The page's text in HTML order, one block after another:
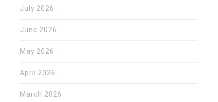
July 2026
June 2026
May 2026
April 2026
March 2026